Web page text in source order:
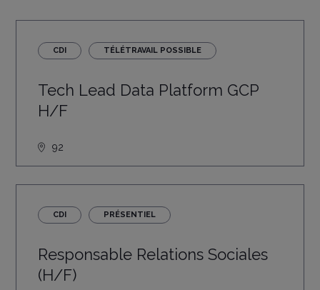
CDI TÉLÉTRAVAIL POSSIBLE
Tech Lead Data Platform GCP
H/F
92
CDI PRÉSENTIEL
Responsable Relations Sociales
(H/F)